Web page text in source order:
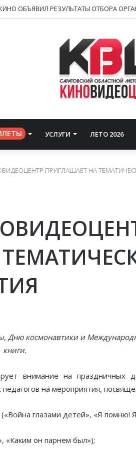
УСЛУГИ ЛЕТО 2026
ПРИГЛАШАЕТ НА
Дню космонавтикии
книги.
внимание на праздничных
на мероприятия,
глазами детей», «Я помню! Я
он парнем был»);